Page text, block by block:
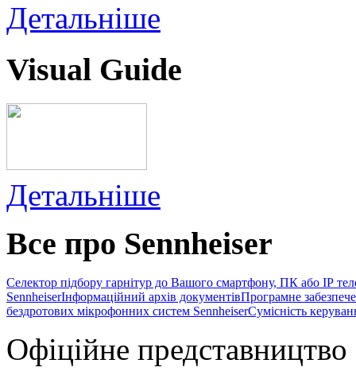
Детальніше
Visual Guide
Детальніше
Все про Sennheiser
Селектор підбору гарнітур до Вашого смартфону, ПК або IP
SennheiserІнформаційний архів документівПрограмне
бездротових мікрофонних систем SennheiserСумісність
Офіційне